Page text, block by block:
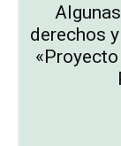
derechos